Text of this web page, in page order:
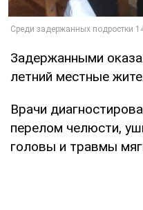
Задержанными
летний местные
Врачи
перелом челюсти,
головы и травмы